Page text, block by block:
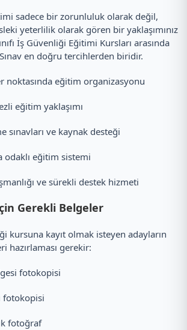
sadece bir zorunluluk olarak değil,
yeterlilik olarak gören bir yaklaşımınız
İş Güvenliği Eğitimi Kursları arasında
en doğru tercihlerden biridir.
noktasında eğitim organizasyonu
eğitim yaklaşımı
sınavları ve kaynak desteği
odaklı eğitim sistemi
ve sürekli destek hizmeti
Gerekli Belgeler
kursuna kayıt olmak isteyen adayların
hazırlaması gerekir:
fotokopisi
fotokopisi
fotoğraf